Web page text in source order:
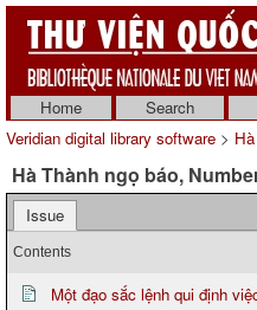
Home Search
Veridian digital library software >
Hà Thành ngọ báo,
Issue
Contents
Một đạo sắc lệnh qui định